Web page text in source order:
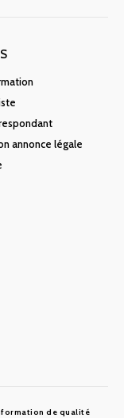
annonce légale
de qualité